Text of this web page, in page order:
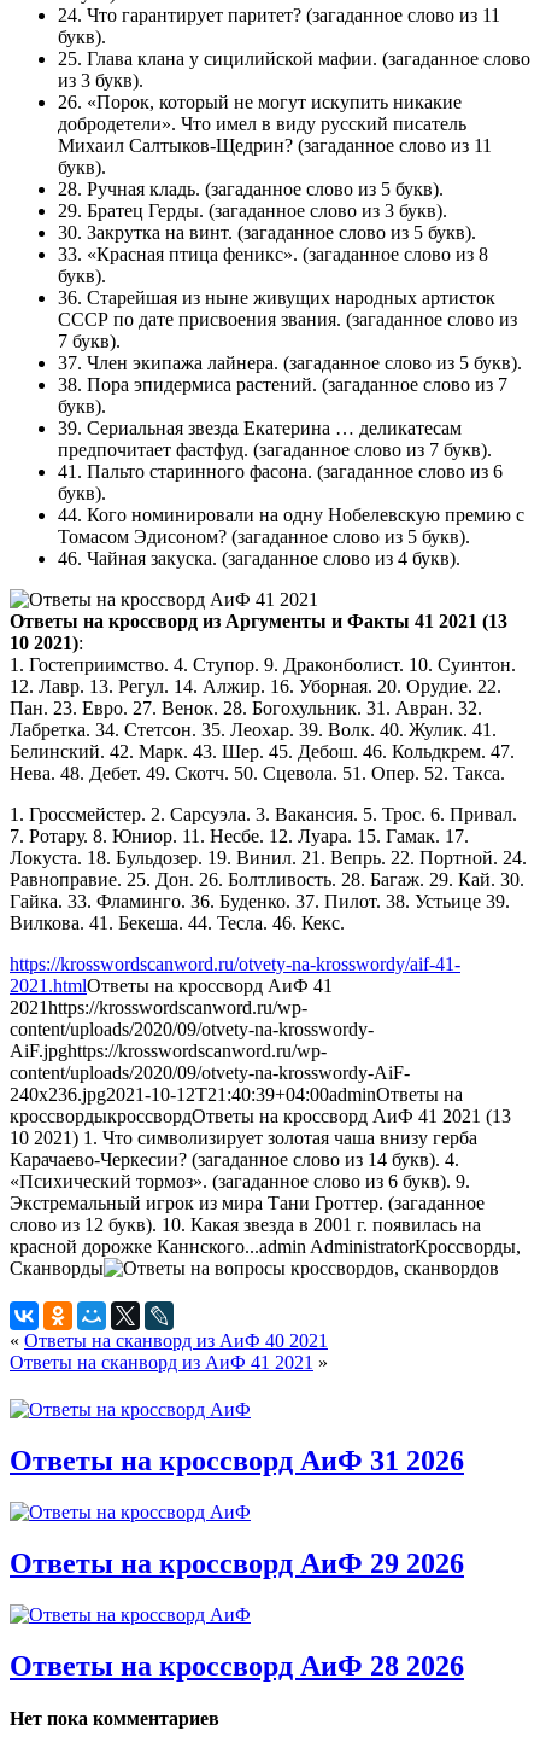
24. Что гарантирует паритет? (загаданное слово из 11
букв).
25. Глава клана у сицилийской мафии. (загаданное слово
из 3 букв).
26. «Порок, который не могут искупить никакие
добродетели». Что имел в виду русский писатель
Михаил Салтыков-Щедрин? (загаданное слово из 11
букв).
28. Ручная кладь. (загаданное слово из 5 букв).
29. Братец Герды. (загаданное слово из 3 букв).
30. Закрутка на винт. (загаданное слово из 5 букв).
33. «Красная птица феникс». (загаданное слово из 8
букв).
36. Старейшая из ныне живущих народных артисток
СССР по дате присвоения звания. (загаданное слово из
7 букв).
37. Член экипажа лайнера. (загаданное слово из 5 букв).
38. Пора эпидермиса растений. (загаданное слово из 7
букв).
39. Сериальная звезда Екатерина … деликатесам
предпочитает фастфуд. (загаданное слово из 7 букв).
41. Пальто старинного фасона. (загаданное слово из 6
букв).
44. Кого номинировали на одну Нобелевскую премию с
Томасом Эдисоном? (загаданное слово из 5 букв).
46. Чайная закуска. (загаданное слово из 4 букв).
Ответы на кроссворд из Аргументы и Факты 41 2021 (13
10 2021):
1. Гостеприимство. 4. Ступор. 9. Драконболист. 10. Суинтон.
12. Лавр. 13. Регул. 14. Алжир. 16. Уборная. 20. Орудие. 22.
Пан. 23. Евро. 27. Венок. 28. Богохульник. 31. Авран. 32.
Лабретка. 34. Стетсон. 35. Леохар. 39. Волк. 40. Жулик. 41.
Белинский. 42. Марк. 43. Шер. 45. Дебош. 46. Кольдкрем. 47.
Нева. 48. Дебет. 49. Скотч. 50. Сцевола. 51. Опер. 52. Такса.
1. Гроссмейстер. 2. Сарсуэла. 3. Вакансия. 5. Трос. 6. Привал.
7. Ротару. 8. Юниор. 11. Несбе. 12. Луара. 15. Гамак. 17.
Локуста. 18. Бульдозер. 19. Винил. 21. Вепрь. 22. Портной. 24.
Равноправие. 25. Дон. 26. Болтливость. 28. Багаж. 29. Кай. 30.
Гайка. 33. Фламинго. 36. Буденко. 37. Пилот. 38. Устьице 39.
Вилкова. 41. Бекеша. 44. Тесла. 46. Кекс.
https://krosswordscanword.ru/otvety-na-krosswordy/aif-41-
2021.htmlОтветы на кроссворд АиФ 41
2021https://krosswordscanword.ru/wp-
content/uploads/2020/09/otvety-na-krosswordy-
AiF.jpghttps://krosswordscanword.ru/wp-
content/uploads/2020/09/otvety-na-krosswordy-AiF-
240x236.jpg2021-10-12T21:40:39+04:00adminОтветы на
кроссвордыкроссвордОтветы на кроссворд АиФ 41 2021 (13
10 2021) 1. Что символизирует золотая чаша внизу герба
Карачаево-Черкесии? (загаданное слово из 14 букв). 4.
«Психический тормоз». (загаданное слово из 6 букв). 9.
Экстремальный игрок из мира Тани Гроттер. (загаданное
слово из 12 букв). 10. Какая звезда в 2001 г. появилась на
красной дорожке Каннского...admin AdministratorКроссворды,
Сканворды
« Ответы на сканворд из АиФ 40 2021
Ответы на сканворд из АиФ 41 2021 »
Ответы на кроссворд АиФ 31 2026
Ответы на кроссворд АиФ 29 2026
Ответы на кроссворд АиФ 28 2026
Нет пока комментариев